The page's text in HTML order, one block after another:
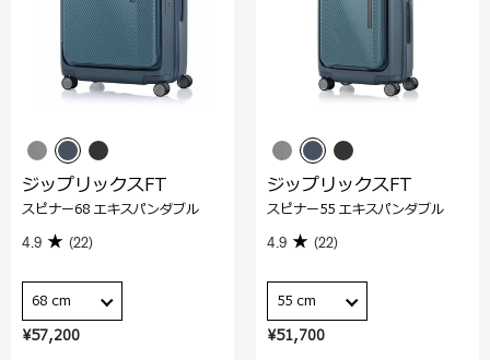
¥57,200
ジップリックスFT
スピナー68 エキスパンダブル
4.9 (22)
68 cm
¥51,700
ジップリックスFT
スピナー55 エキスパンダブル
4.9 (22)
55 cm